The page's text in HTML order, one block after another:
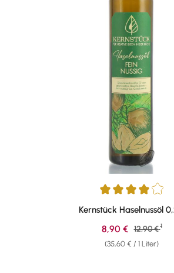
Durchschnittliche Bewertung von 4 von
Kernstück Haselnussöl
(35,60 € / 1 Liter)
8,90 € Regulärer
12,90 € 1